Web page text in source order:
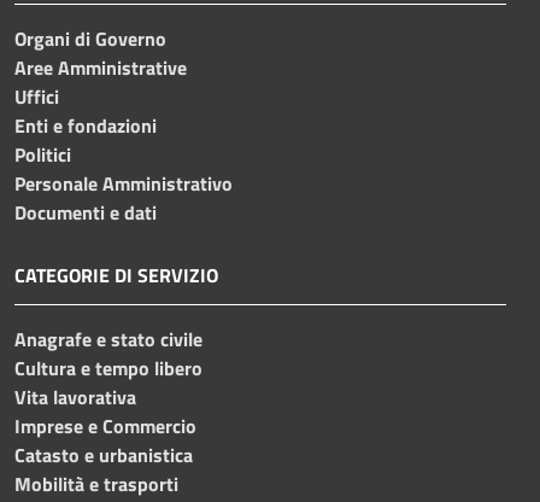
Organi di Governo
Aree Amministrative
Uffici
Enti e fondazioni
Politici
Personale Amministrativo
Documenti e dati
CATEGORIE DI SERVIZIO
Anagrafe e stato civile
Cultura e tempo libero
Vita lavorativa
Imprese e Commercio
Catasto e urbanistica
Mobilità e trasporti